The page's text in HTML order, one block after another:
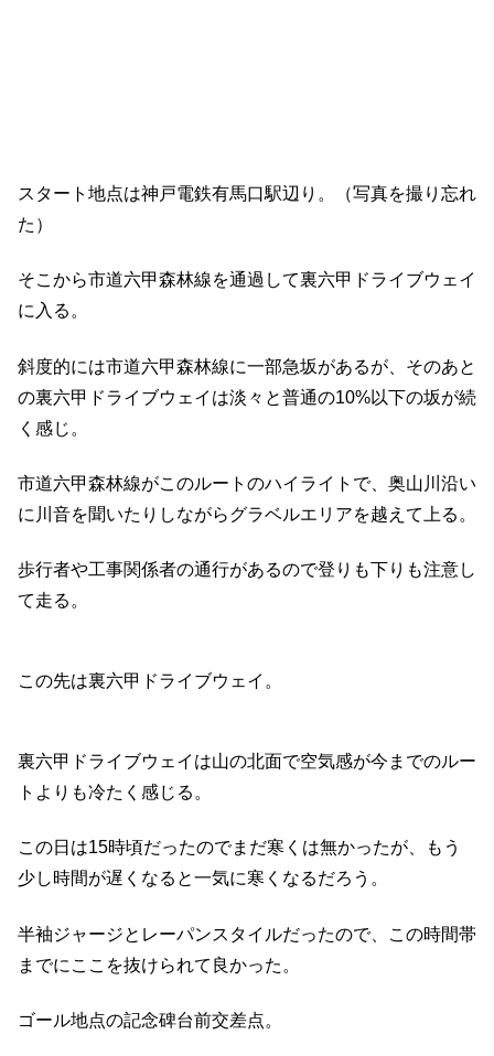
スタート地点は神戸電鉄有馬口駅辺り。（写真を撮り忘れ
た）
そこから市道六甲森林線を通過して裏六甲ドライブウェイ
に入る。
斜度的には市道六甲森林線に一部急坂があるが、そのあと
の裏六甲ドライブウェイは淡々と普通の10%以下の坂が続
く感じ。
市道六甲森林線がこのルートのハイライトで、奥山川沿い
に川音を聞いたりしながらグラベルエリアを越えて上る。
歩行者や工事関係者の通行があるので登りも下りも注意し
て走る。
この先は裏六甲ドライブウェイ。
裏六甲ドライブウェイは山の北面で空気感が今までのルー
トよりも冷たく感じる。
この日は15時頃だったのでまだ寒くは無かったが、もう
少し時間が遅くなると一気に寒くなるだろう。
半袖ジャージとレーパンスタイルだったので、この時間帯
までにここを抜けられて良かった。
ゴール地点の記念碑台前交差点。